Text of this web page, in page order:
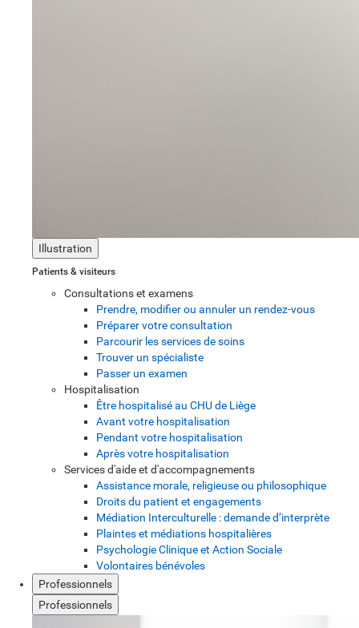
Illustration
Patients & visiteurs
Consultations et examens
Prendre, modifier ou annuler un rendez-vous
Préparer votre consultation
Parcourir les services de soins
Trouver un spécialiste
Passer un examen
Hospitalisation
Être hospitalisé au CHU de Liège
Avant votre hospitalisation
Pendant votre hospitalisation
Après votre hospitalisation
Services d'aide et d'accompagnements
Assistance morale, religieuse ou philosophique
Droits du patient et engagements
Médiation Interculturelle : demande d’interprète
Plaintes et médiations hospitalières
Psychologie Clinique et Action Sociale
Volontaires bénévoles
Professionnels
Professionnels